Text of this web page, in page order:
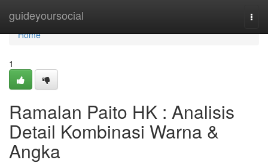
guideyoursocial
Home
Home
1
Ramalan Paito HK : Analisis
Detail Kombinasi Warna &
Angka